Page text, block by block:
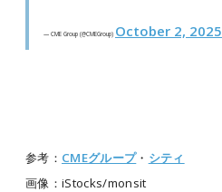
— CME Group (@CMEGroup) October 2, 2025
参考： CMEグループ・ シティ
画像：iStocks/monsit